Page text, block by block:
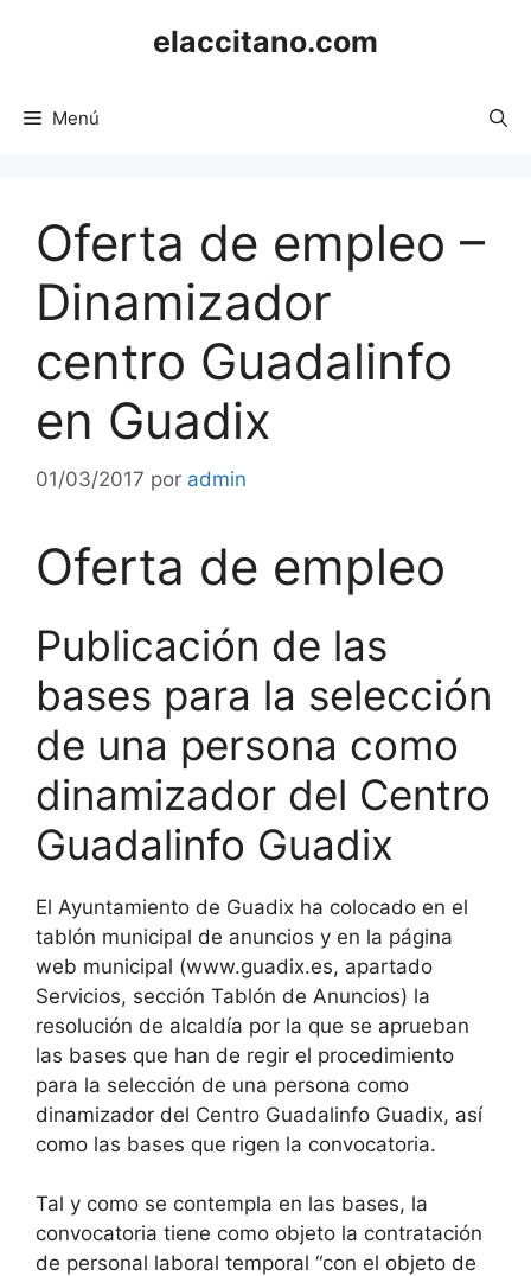
elaccitano.com
Menú
Oferta de empleo –
Dinamizador
centro Guadalinfo
en Guadix
01/03/2017 por admin
Oferta de empleo
Publicación de las
bases para la selección
de una persona como
dinamizador del Centro
Guadalinfo Guadix
El Ayuntamiento de Guadix ha colocado en el
tablón municipal de anuncios y en la página
web municipal (www.guadix.es, apartado
Servicios, sección Tablón de Anuncios) la
resolución de alcaldía por la que se aprueban
las bases que han de regir el procedimiento
para la selección de una persona como
dinamizador del Centro Guadalinfo Guadix, así
como las bases que rigen la convocatoria.
Tal y como se contempla en las bases, la
convocatoria tiene como objeto la contratación
de personal laboral temporal “con el objeto de